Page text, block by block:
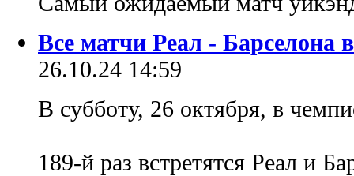
Все матчи Реал - Барселона
26.10.24 14:59
В субботу, 26 октября, в
189-й раз встретятся Реал и